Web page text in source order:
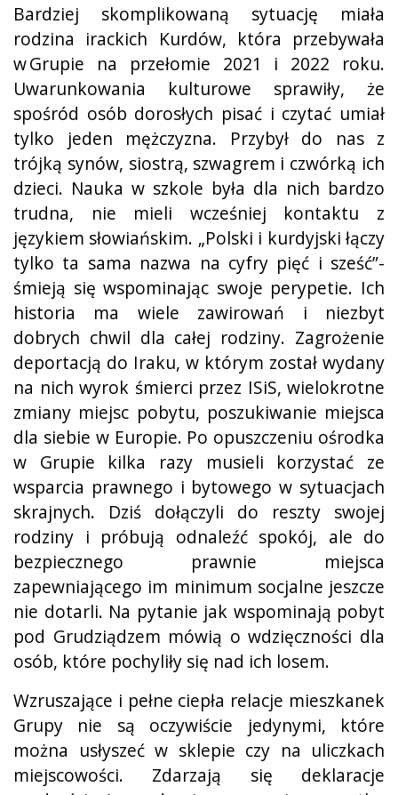
Bardziej skomplikowaną sytuację miała
rodzina irackich Kurdów, która przebywała
w Grupie na przełomie 2021 i 2022 roku.
Uwarunkowania kulturowe sprawiły, że
spośród osób dorosłych pisać i czytać umiał
tylko jeden mężczyzna. Przybył do nas z
trójką synów, siostrą, szwagrem i czwórką ich
dzieci. Nauka w szkole była dla nich bardzo
trudna, nie mieli wcześniej kontaktu z
językiem słowiańskim. „Polski i kurdyjski łączy
tylko ta sama nazwa na cyfry pięć i sześć”-
śmieją się wspominając swoje perypetie. Ich
historia ma wiele zawirowań i niezbyt
dobrych chwil dla całej rodziny. Zagrożenie
deportacją do Iraku, w którym został wydany
na nich wyrok śmierci przez ISiS, wielokrotne
zmiany miejsc pobytu, poszukiwanie miejsca
dla siebie w Europie. Po opuszczeniu ośrodka
w Grupie kilka razy musieli korzystać ze
wsparcia prawnego i bytowego w sytuacjach
skrajnych. Dziś dołączyli do reszty swojej
rodziny i próbują odnaleźć spokój, ale do
bezpiecznego prawnie miejsca
zapewniającego im minimum socjalne jeszcze
nie dotarli. Na pytanie jak wspominają pobyt
pod Grudziądzem mówią o wdzięczności dla
osób, które pochyliły się nad ich losem.
Wzruszające i pełne ciepła relacje mieszkanek
Grupy nie są oczywiście jedynymi, które
można usłyszeć w sklepie czy na uliczkach
miejscowości. Zdarzają się deklaracje